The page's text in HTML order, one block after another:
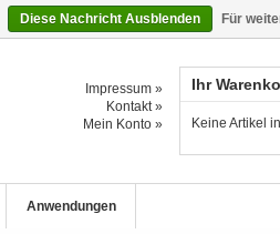
Impressum »
Kontakt »
Mein Konto »
Ihr
Keine Artikel
Anwendungen
Diese Nachricht Ausblenden Für